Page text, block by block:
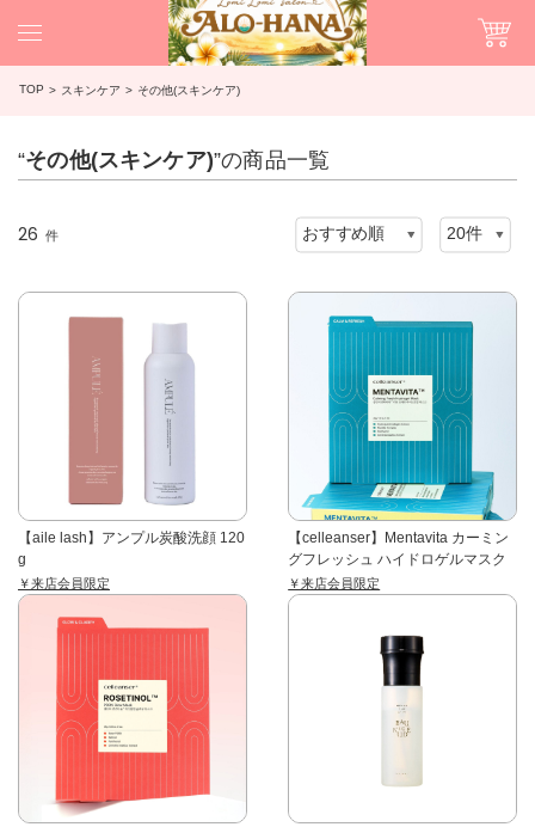
TOP スキンケア その他(スキンケア)
“その他(スキンケア)”の商品一覧
26 件
【aile lash】アンプル炭酸洗顔 120
g
￥来店会員限定
【celleanser】Mentavita カーミン
グフレッシュ ハイドロゲルマスク
￥来店会員限定